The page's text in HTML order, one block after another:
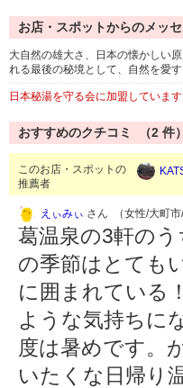
お店・スポットからのメッ
大自然の雄大さ、日本の懐かしい
れる最後の秘境として、自然を愛
日本秘湯を守る会に加盟しています
おすすめのクチコミ （2 件）
このお店・スポットの
推薦者
えぃみぃ さん （女性/大町市/
葛温泉の3軒の
の季節はとても
に囲まれている
ような気持ちに
度は暑めです。
いたくな日帰り